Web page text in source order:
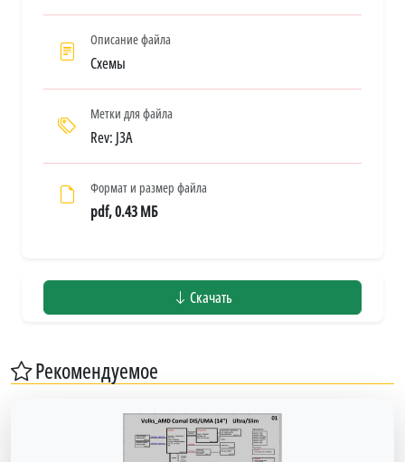
Описание файла
Схемы
Метки для файла
Rev: J3A
Формат и размер файла
pdf, 0.43 МБ
Скачать
Рекомендуемое